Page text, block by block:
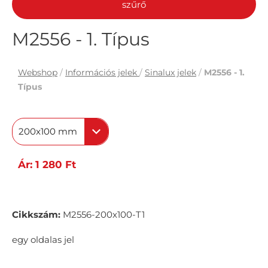
szűrő
M2556 - 1. Típus
Webshop / Információs jelek / Sinalux jelek / M2556 - 1.
Típus
200x100 mm
Ár: 1 280 Ft
Cikkszám: M2556-200x100-T1
egy oldalas jel